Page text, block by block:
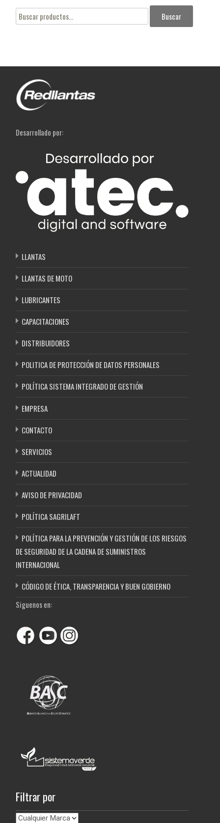
Buscar
por:
Buscar
Desarrollado por:
LLANTAS
LLANTAS DE MOTO
LUBRICANTES
CAPACITACIONES
DISTRIBUIDORES
POLITICA DE PROTECCIÓN DE DATOS PERSONALES
POLÍTICA SISTEMA INTEGRADO DE GESTIÓN
EMPRESA
CONTACTO
SERVICIOS
ACTUALIDAD
AVISO DE PRIVACIDAD
POLÍTICA SAGRILAFT
POLÍTICA PARA LA PREVENCIÓN Y GESTIÓN DE LOS RIESGOS
DE SEGURIDAD DE LA CADENA DE SUMINISTROS
INTERNACIONAL
CÓDIGO DE ÉTICA, TRANSPARENCIA Y BUEN GOBIERNO
Siguenos en:
Filtrar por